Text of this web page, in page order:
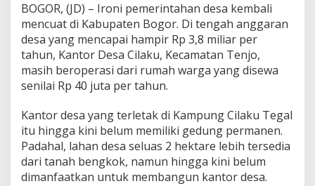
D
e
s
a
C
i
k
u
M
a
s
i
BOGOR, (JD) – Ironi pemerintahan desa kembali
mencuat di Kabupaten Bogor. Di tengah anggaran
desa yang mencapai hampir Rp 3,8 miliar per
tahun, Kantor Desa Cilaku, Kecamatan Tenjo,
masih beroperasi dari rumah warga yang disewa
senilai Rp 40 juta per tahun.
Kantor desa yang terletak di Kampung Cilaku Tegal
itu hingga kini belum memiliki gedung permanen.
Padahal, lahan desa seluas 2 hektare lebih tersedia
dari tanah bengkok, namun hingga kini belum
dimanfaatkan untuk membangun kantor desa.